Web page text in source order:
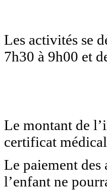
Les activités se
7h30 à 9h00 et
Le montant de
certificat
Le paiement
l’enfant ne